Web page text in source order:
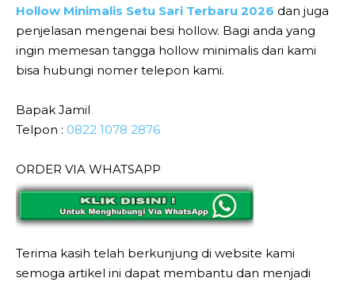
Hollow Minimalis Setu Sari Terbaru 2026 dan juga
penjelasan mengenai besi hollow. Bagi anda yang
ingin memesan tangga hollow minimalis dari kami
bisa hubungi nomer telepon kami.
Bapak Jamil
Telpon : 0822 1078 2876
ORDER VIA WHATSAPP
Terima kasih telah berkunjung di website kami
semoga artikel ini dapat membantu dan menjadi